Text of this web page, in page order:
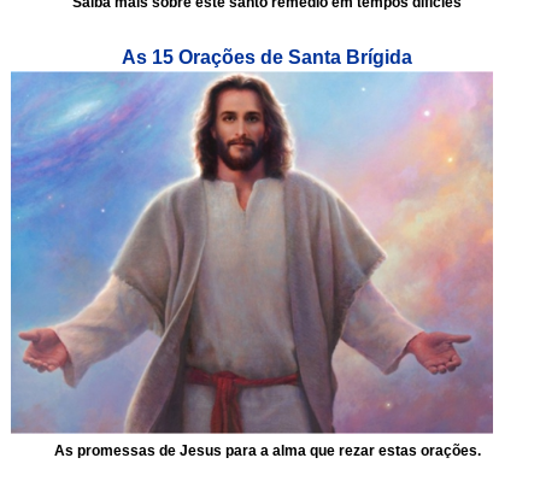
As 15 Orações de Santa Brígida
As promessas de Jesus para a alma que rezar estas orações.